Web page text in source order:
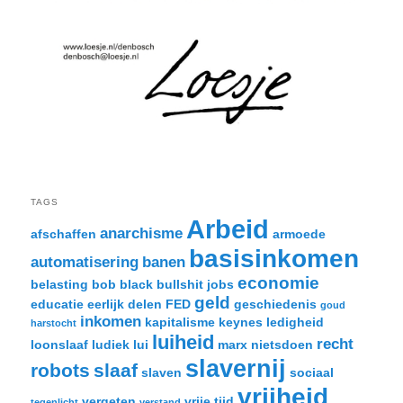
TAGS
afschaffen anarchisme Arbeid armoede
automatisering banen basisinkomen
belasting bob black bullshit jobs economie
educatie eerlijk delen FED geld geschiedenis goud
harstocht inkomen kapitalisme keynes ledigheid
loonslaaf ludiek lui luiheid marx nietsdoen recht
robots slaaf slaven slavernij sociaal